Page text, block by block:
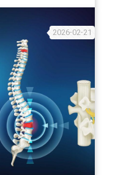
2026-02-21